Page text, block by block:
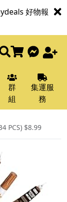
好物報
群
組
集運服
務
PCS) $8.99